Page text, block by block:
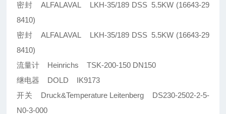
密封 ALFALAVAL LKH-35/189 DSS 5.5KW (16643-29
8410)
密封 ALFALAVAL LKH-35/189 DSS 5.5KW (16643-29
8410)
流量计 Heinrichs TSK-200-150 DN150
继电器 DOLD IK9173
开关 Druck&Temperature Leitenberg DS230-2502-2-5-
N0-3-000